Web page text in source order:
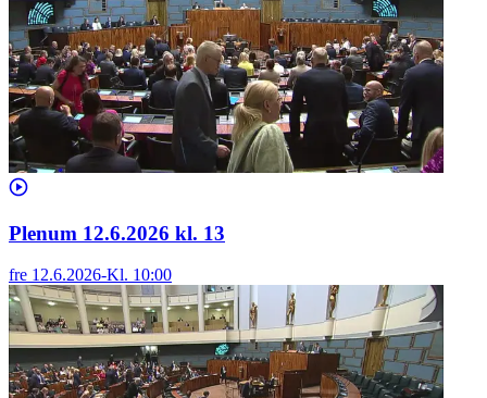
Plenum 12.6.2026 kl. 13
fre 12.6.2026-Kl. 10:00